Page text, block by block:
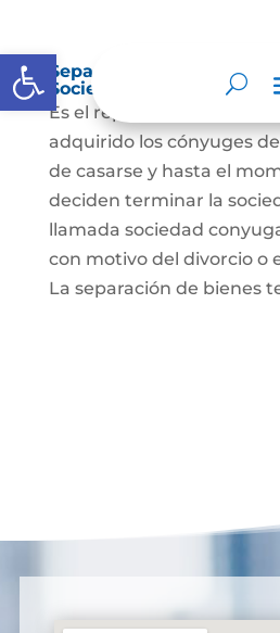
Abrir barra de herramientas
Separación de Bienes o
Sociedad Conyugal
Es el reparto de los bienes
adquirido los cónyuges
de casarse y hasta el
deciden terminar la
llamada sociedad
con motivo del divorcio o
La separación de bienes